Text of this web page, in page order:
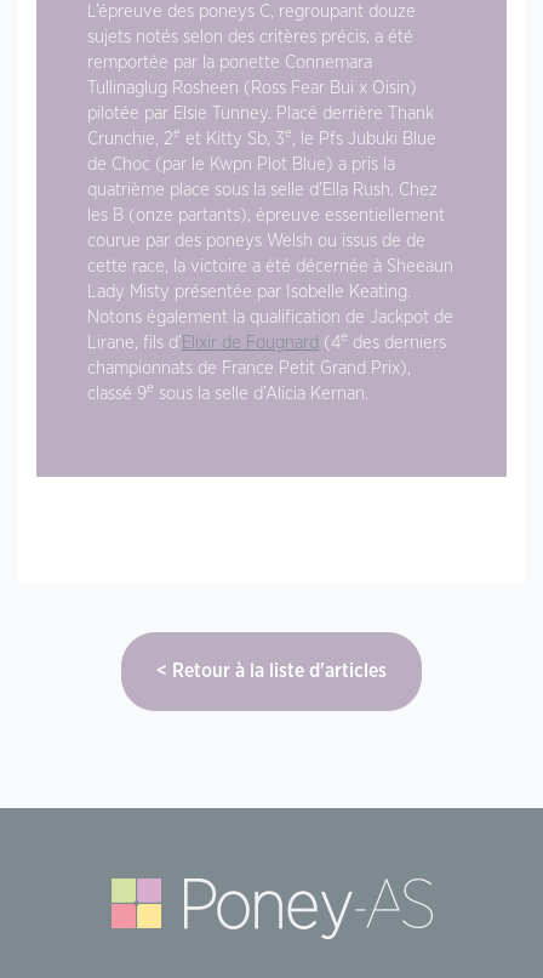
L’épreuve des poneys C, regroupant douze
sujets notés selon des critères précis, a été
remportée par la ponette Connemara
Tullinaglug Rosheen (Ross Fear Bui x Oisin)
pilotée par Elsie Tunney. Placé derrière Thank
Crunchie, 2e et Kitty Sb, 3e
, le Pfs Jubuki Blue
de Choc (par le Kwpn Plot Blue) a pris la
quatrième place sous la selle d’Ella Rush. Chez
les B (onze partants), épreuve essentiellement
courue par des poneys Welsh ou issus de de
cette race, la victoire a été décernée à Sheeaun
Lady Misty présentée par Isobelle Keating.
Notons également la qualification de Jackpot de
Lirane, fils d’ Elixir de Fougnard (4e des derniers
championnats de France Petit Grand Prix),
classé 9e sous la selle d’Alicia Kernan.
Retour à la liste d'articles